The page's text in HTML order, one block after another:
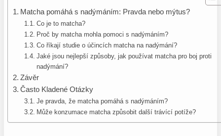
Matcha pomáhá s nadýmáním: Pravda nebo mýtus?
Co je to matcha?
Proč by matcha mohla pomoci s nadýmáním?
Co říkají studie o účincích matcha na nadýmání?
Jaké jsou nejlepší způsoby, jak používat matcha pro boj proti
nadýmání?
Závěr
Často Kladené Otázky
Je pravda, že matcha pomáhá s nadýmáním?
Může konzumace matcha způsobit další trávící potíže?